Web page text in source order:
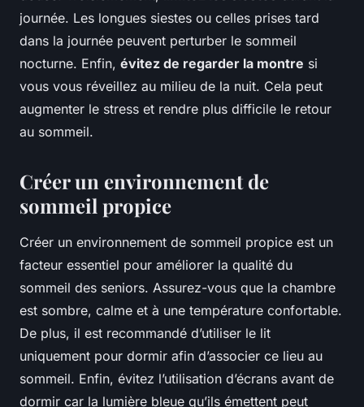
journée. Les longues siestes ou celles prises tard
dans la journée peuvent perturber le sommeil
nocturne. Enfin, évitez de regarder la montre si
vous vous réveillez au milieu de la nuit. Cela peut
augmenter le stress et rendre plus difficile le retour
au sommeil.
Créer un environnement de
sommeil propice
Créer un environnement de sommeil propice est un
facteur essentiel pour améliorer la qualité du
sommeil des seniors. Assurez-vous que la chambre
est sombre, calme et à une température confortable.
De plus, il est recommandé d’utiliser le lit
uniquement pour dormir afin d’associer ce lieu au
sommeil. Enfin, évitez l’utilisation d’écrans avant de
dormir car la lumière bleue qu’ils émettent peut